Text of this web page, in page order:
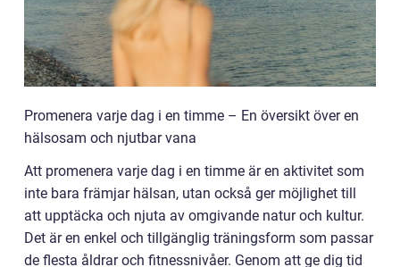
Promenera varje dag i en timme – En översikt över en
hälsosam och njutbar vana
Att promenera varje dag i en timme är en aktivitet som
inte bara främjar hälsan, utan också ger möjlighet till
att upptäcka och njuta av omgivande natur och kultur.
Det är en enkel och tillgänglig träningsform som passar
de flesta åldrar och fitnessnivåer. Genom att ge dig tid